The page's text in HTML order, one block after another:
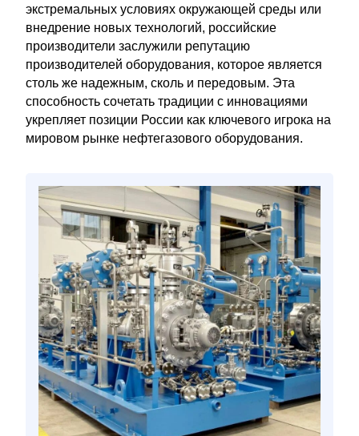
экстремальных условиях окружающей среды или
внедрение новых технологий, российские
производители заслужили репутацию
производителей оборудования, которое является
столь же надежным, сколь и передовым. Эта
способность сочетать традиции с инновациями
укрепляет позиции России как ключевого игрока на
мировом рынке нефтегазового оборудования.